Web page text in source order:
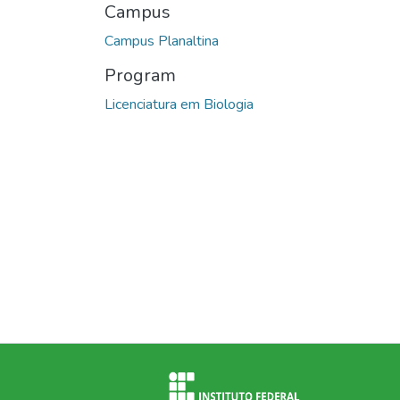
Campus
Campus Planaltina
Program
Licenciatura em Biologia